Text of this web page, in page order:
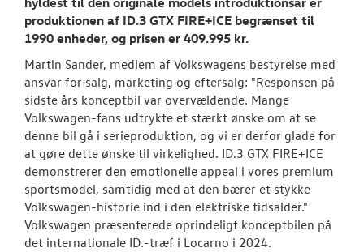
produktionen af ID.3 GTX FIRE+ICE begrænset til
1990 enheder, og prisen er 409.995 kr.
Martin Sander, medlem af Volkswagens bestyrelse med
ansvar for salg, marketing og eftersalg: "Responsen på
sidste års konceptbil var overvældende. Mange
Volkswagen-fans udtrykte et stærkt ønske om at se
denne bil gå i serieproduktion, og vi er derfor glade for
at gøre dette ønske til virkelighed. ID.3 GTX FIRE+ICE
demonstrerer den emotionelle appeal i vores premium
sportsmodel, samtidig med at den bærer et stykke
Volkswagen-historie ind i den elektriske tidsalder."
Volkswagen præsenterede oprindeligt konceptbilen på
det internationale ID.-træf i Locarno i 2024.